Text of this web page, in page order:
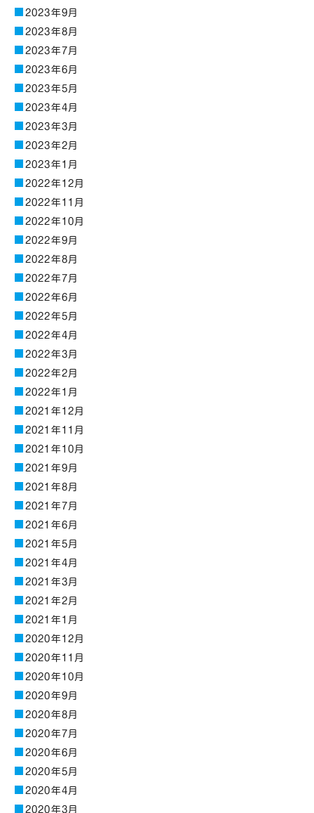
2023年9月
2023年8月
2023年7月
2023年6月
2023年5月
2023年4月
2023年3月
2023年2月
2023年1月
2022年12月
2022年11月
2022年10月
2022年9月
2022年8月
2022年7月
2022年6月
2022年5月
2022年4月
2022年3月
2022年2月
2022年1月
2021年12月
2021年11月
2021年10月
2021年9月
2021年8月
2021年7月
2021年6月
2021年5月
2021年4月
2021年3月
2021年2月
2021年1月
2020年12月
2020年11月
2020年10月
2020年9月
2020年8月
2020年7月
2020年6月
2020年5月
2020年4月
2020年3月